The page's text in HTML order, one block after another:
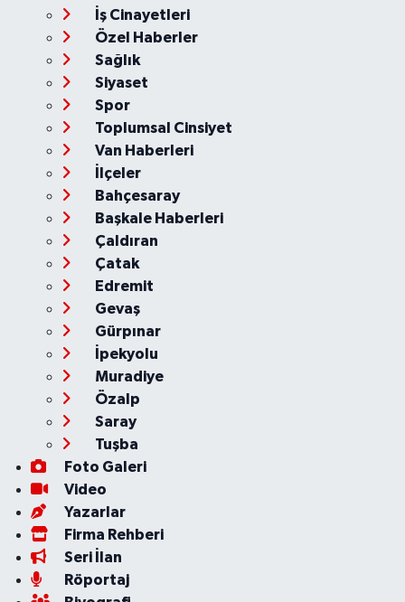
İş Cinayetleri
Özel Haberler
Sağlık
Siyaset
Spor
Toplumsal Cinsiyet
Van Haberleri
İlçeler
Bahçesaray
Başkale Haberleri
Çaldıran
Çatak
Edremit
Gevaş
Gürpınar
İpekyolu
Muradiye
Özalp
Saray
Tuşba
Foto Galeri
Video
Yazarlar
Firma Rehberi
Seri İlan
Röportaj